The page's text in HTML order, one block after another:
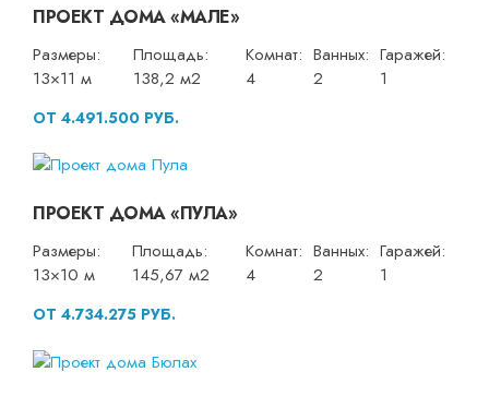
ПРОЕКТ ДОМА «МАЛЕ»
Размеры:
13×11 м
Площадь:
138,2 м2
Комнат:
4
Ванных:
2
Гаражей:
1
ОТ 4.491.500 РУБ.
ПРОЕКТ ДОМА «ПУЛА»
Размеры:
13×10 м
Площадь:
145,67 м2
Комнат:
4
Ванных:
2
Гаражей:
1
ОТ 4.734.275 РУБ.